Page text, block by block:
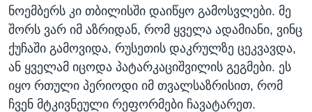
ნოემბერს კი თბილისში დაიწყო გამოსვლები. მე
შორს ვარ იმ აზრიდან, რომ ყველა ადამიანი, ვინც
ქუჩაში გამოვიდა, რუსეთის დაკრულზე ცეკვავდა,
ან ყველამ იცოდა პატარკაციშვილის გეგმები. ეს
იყო რთული პერიოდი იმ თვალსაზრისით, რომ
ჩვენ მტკივნეული რეფორმები ჩავატარეთ.